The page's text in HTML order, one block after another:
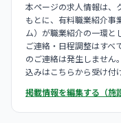
本ページの求人情報は、
もとに、有料職業紹介事
ム）が職業紹介の一環と
ご連絡・日程調整はすべ
のご連絡は発生しません
込みはこちらから受け付
掲載情報を編集する（施